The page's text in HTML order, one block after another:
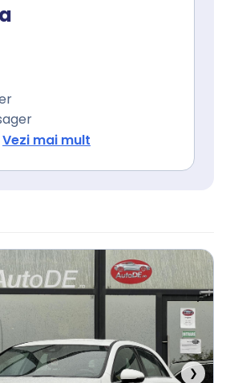
ceata
roti
electrica
de prindere a scaunului
Vezi mai mult
❯